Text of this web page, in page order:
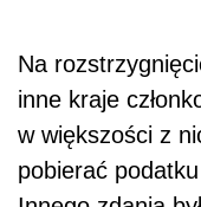
Na
inne kraje
w większości z
pobierać